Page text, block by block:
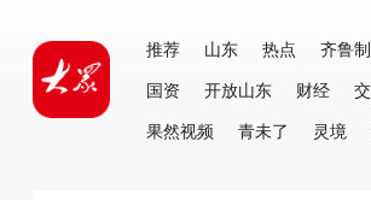
推荐 山东 热点 齐鲁
国资
开放山东 财经
果然视频
青未了 灵境